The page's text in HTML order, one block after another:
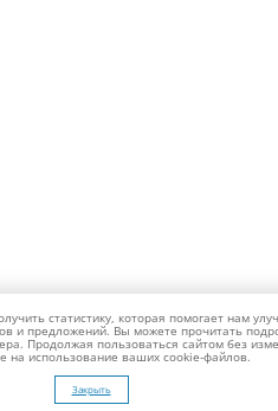
статистику, которая помогает нам
и предложений. Вы можете прочитать
Продолжая пользоваться сайтом без
на использование ваших cookie-файлов.